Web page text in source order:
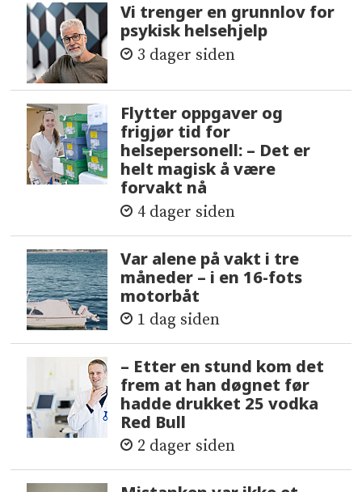
Vi trenger en grunnlov for
psykisk helsehjelp
3 dager siden
Flytter oppgaver og
frigjør tid for
helsepersonell: – Det er
helt magisk å være
forvakt nå
4 dager siden
Var alene på vakt i tre
måneder – i en 16-fots
motorbåt
1 dag siden
– Etter en stund kom det
frem at han døgnet før
hadde drukket 25 vodka
Red Bull
2 dager siden